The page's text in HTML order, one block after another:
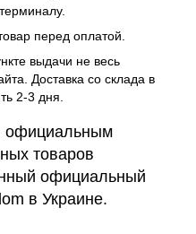
перед оплатой.
выдачи не весь
Доставка со склада в
2-3 дня.
официальным
товаров
официальный
в Украине.